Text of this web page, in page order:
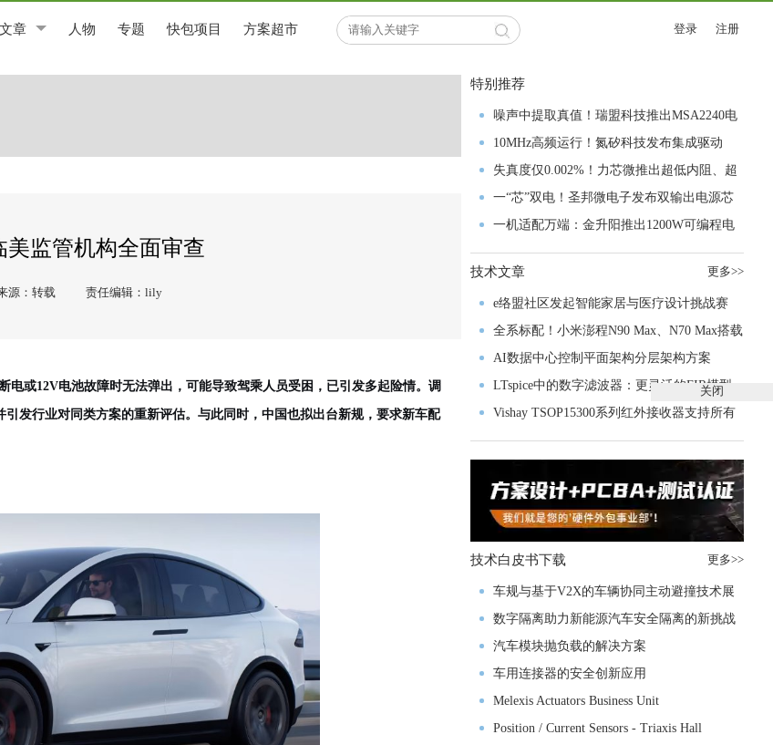
章 人物 专题 快包项目 方案超市 登录 注册
监管机构全面审查
源：转载 责任编辑：lily
电或12V电池故障时无法弹出，可能导致驾乘人员受困，已引发多起险情。调
发行业对同类方案的重新评估。与此同时，中国也拟出台新规，要求新车配
特别推荐
噪声中提取真值！瑞盟科技推出MSA2240电
流检测芯片赋能多元高端测量场景
10MHz高频运行！氮矽科技发布集成驱动
GaN芯片，助力电源能效再攀新高
失真度仅0.002%！力芯微推出超低内阻、超
低失真4PST模拟开关
一“芯”双电！圣邦微电子发布双输出电源芯
片，简化AFE与音频设计
一机适配万端：金升阳推出1200W可编程电
源，赋能高端装备制造
技术文章 更多>>
e络盟社区发起智能家居与医疗设计挑战赛
全系标配！小米澎程N90 Max、N70 Max搭载
禾赛激光雷达正式亮相
AI数据中心控制平面架构分层架构方案
LTspice中的数字滤波器：更灵活的FIR模型
Vishay TSOP15300系列红外接收器支持所有
主流遥控代码
技术白皮书下载 更多>>
车规与基于V2X的车辆协同主动避撞技术展
望
数字隔离助力新能源汽车安全隔离的新挑战
汽车模块抛负载的解决方案
车用连接器的安全创新应用
Melexis Actuators Business Unit
Position / Current Sensors - Triaxis Hall
关闭